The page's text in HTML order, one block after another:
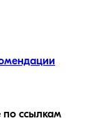
ссылкам